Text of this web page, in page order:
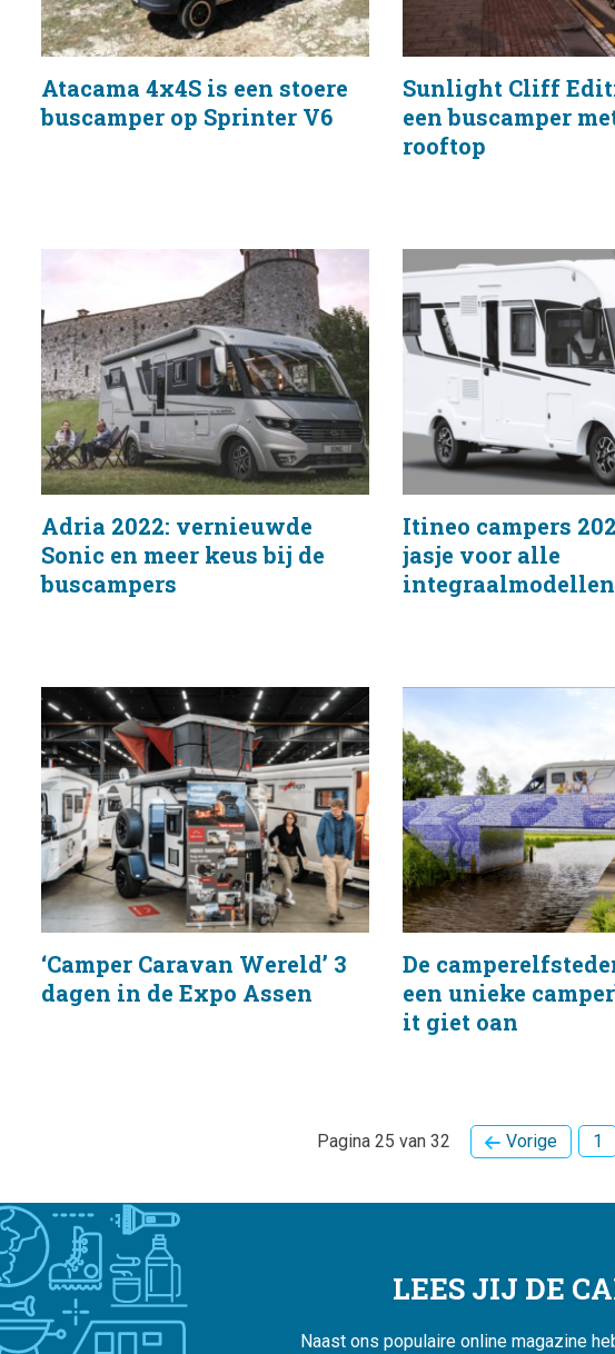
Atacama 4x4S is een stoere
buscamper op Sprinter V6
Sunlight Cliff
een buscamper
rooftop
Adria 2022: vernieuwde
Sonic en meer keus bij de
buscampers
Itineo campers
jasje voor alle
integraalmodellen
‘Camper Caravan Wereld’ 3
dagen in de Expo Assen
De
een unieke
it giet oan
Pagina 25 van 32 Vorige 1
LEES JIJ DE
Naast ons populaire online magazine